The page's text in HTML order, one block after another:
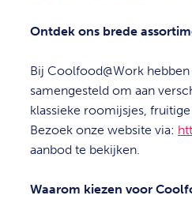
Ontdek ons brede
Bij Coolfood@Work
samengesteld om aan
klassieke roomijsjes,
Bezoek onze website via:
aanbod te bekijken.
Waarom kiezen voor